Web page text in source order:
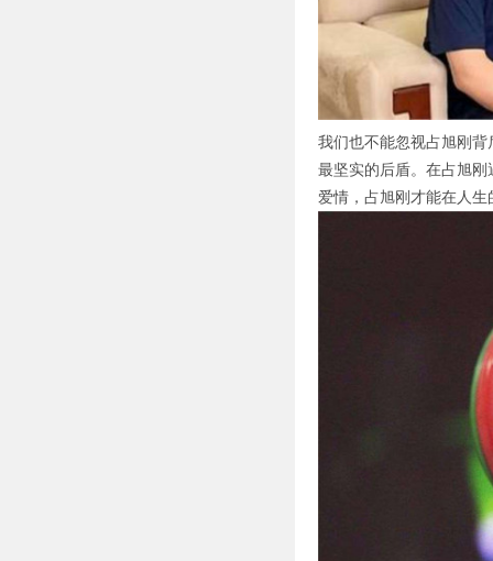
我们也不能忽视占旭刚
最坚实的后盾。在占旭
爱情，占旭刚才能在人